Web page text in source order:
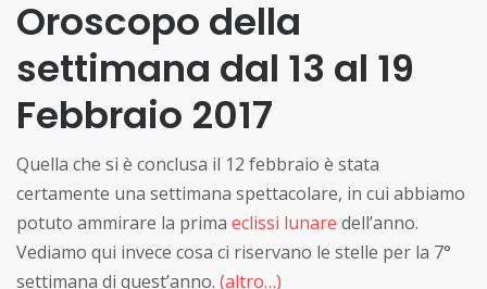
Oroscopo della
settimana dal 13 al 19
Febbraio 2017
Quella che si è conclusa il 12 febbraio è stata
certamente una settimana spettacolare, in cui abbiamo
potuto ammirare la prima eclissi lunare dell’anno.
Vediamo qui invece cosa ci riservano le stelle per la 7°
settimana di quest’anno. (altro…)